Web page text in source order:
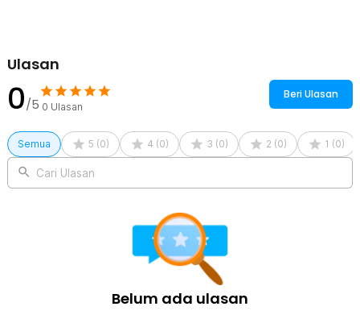
Rincian yang Anda dapatkan untuk pembelian produk ini:
50 x CERIU Kantong Plastik Kresek Disposable Plastic Bag
32x52cm - CR-50
Ulasan
0/5 0 Ulasan
Beri Ulasan
Semua 5 (0) 4 (0) 3 (0) 2 (0) 1 (0)
Cari Ulasan
Belum ada ulasan